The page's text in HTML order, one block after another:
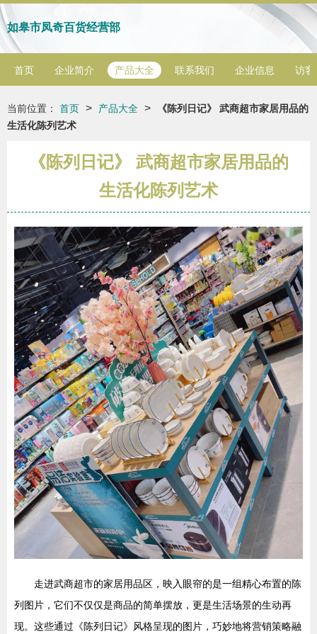
如皋市凤奇百货经营部
首页 企业简介 产品大全 联系我们 企业信息 访客
当前位置： 首页 > 产品大全 >
《陈列日记》 武商超市家居用品的
生活化陈列艺术
《陈列日记》 武商超市家居用品的
生活化陈列艺术
走进武商超市的家居用品区，映入眼帘的是一组精心布置的陈
列图片，它们不仅仅是商品的简单摆放，更是生活场景的生动再
现。这些通过《陈列日记》风格呈现的图片，巧妙地将营销策略融